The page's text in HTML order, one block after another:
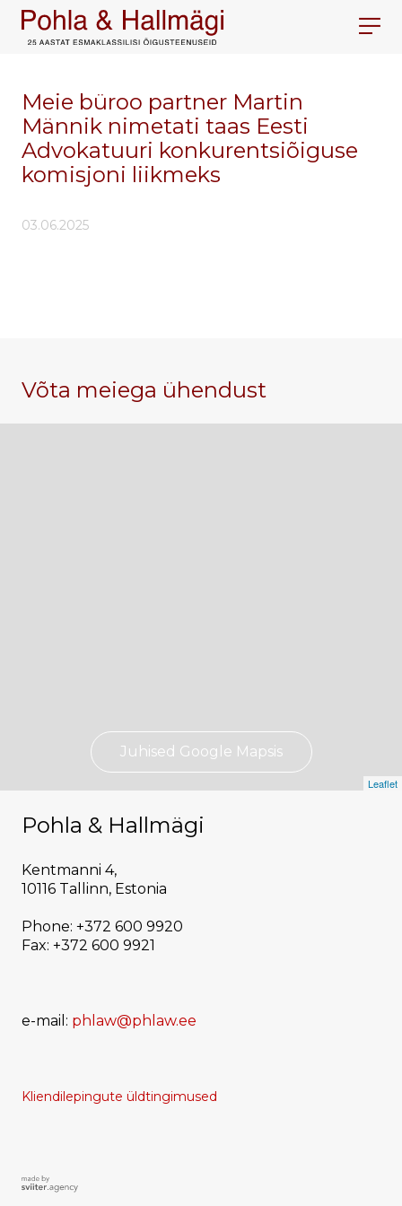
Meie büroo partner Martin
Männik nimetati taas Eesti
Advokatuuri konkurentsiõiguse
komisjoni liikmeks
03.06.2025
Võta meiega ühendust
Leaflet
Juhised Google Mapsis
Pohla & Hallmägi
Kentmanni 4,
10116 Tallinn, Estonia
Phone: +372 600 9920
Fax: +372 600 9921
e-mail: phlaw@phlaw.ee
Kliendilepingute üldtingimused